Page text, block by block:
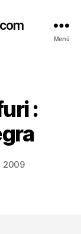
Menú
:
2009